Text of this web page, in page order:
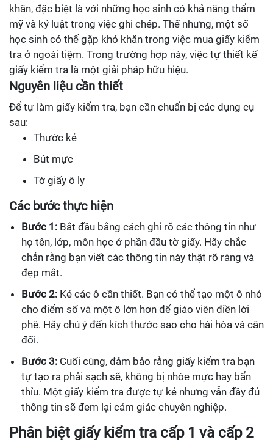
khăn, đặc biệt là với những học sinh có khả năng thẩm
mỹ và kỷ luật trong việc ghi chép. Thế nhưng, một số
học sinh có thể gặp khó khăn trong việc mua giấy kiểm
tra ở ngoài tiệm. Trong trường hợp này, việc tự thiết kế
giấy kiểm tra là một giải pháp hữu hiệu.
Nguyên liệu cần thiết
Để tự làm giấy kiểm tra, bạn cần chuẩn bị các dụng cụ
sau:
Thước kẻ
Bút mực
Tờ giấy ô ly
Các bước thực hiện
Bước 1: Bắt đầu bằng cách ghi rõ các thông tin như
họ tên, lớp, môn học ở phần đầu tờ giấy. Hãy chắc
chắn rằng bạn viết các thông tin này thật rõ ràng và
đẹp mắt.
Bước 2: Kẻ các ô cần thiết. Bạn có thể tạo một ô nhỏ
cho điểm số và một ô lớn hơn để giáo viên điền lời
phê. Hãy chú ý đến kích thước sao cho hài hòa và cân
đối.
Bước 3: Cuối cùng, đảm bảo rằng giấy kiểm tra bạn
tự tạo ra phải sạch sẽ, không bị nhòe mực hay bẩn
thỉu. Một giấy kiểm tra được tự kẻ nhưng vẫn đầy đủ
thông tin sẽ đem lại cảm giác chuyên nghiệp.
Phân biệt giấy kiểm tra cấp 1 và cấp 2